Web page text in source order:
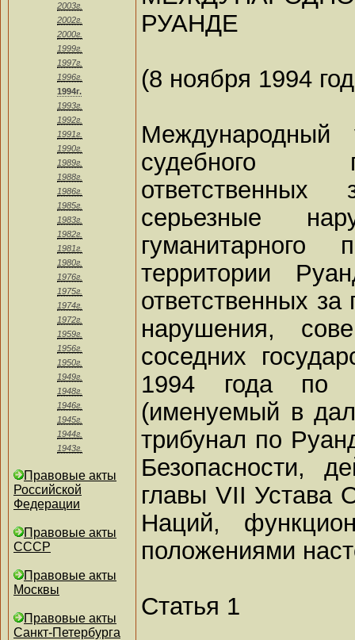
2003г.
2002г.
2000г.
1999г.
1997г.
1996г.
1994г.
1993г.
1992г.
1991г.
1990г.
1989г.
1988г.
1986г.
1985г.
1983г.
1982г.
1981г.
1980г.
1976г.
1975г.
1974г.
1972г.
1959г.
1956г.
1950г.
1949г.
1948г.
1946г.
1945г.
1944г.
1943г.
Правовые акты
Российской
Федерации
Правовые акты
СССР
Правовые акты
Москвы
Правовые акты
Санкт-Петербурга
РУАНДЕ
(8 ноября 1994
Международный
судебного
серьезные
территории
ответственных
нарушения,
соседних
1994 года по
(именуемый в
трибунал по
Безопасности,
главы VII Устава
Наций,
положениями
Статья 1